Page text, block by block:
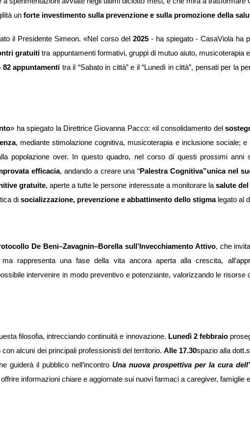
un forte investimento sulla prevenzione e sulla promozione della
il Presidente Simeon. «Nel corso del 2025 - ha spiegato - CasaViola ha
gratuiti tra appuntamenti formativi, gruppi di mutuo aiuto,
82 appuntamenti tra il “Sabato in città” e il “Lunedì in città”, pensati per la
» ha spiegato la Direttrice Giovanna Pacco: «il consolidamento del
, mediante stimolazione cognitiva, musicoterapia e inclusione sociale; e
popolazione over. In questo quadro, nel corso di questi prossimi anni
efficacia, andando a creare una “Palestra Cognitiva”unica nel
gratuite, aperte a tutte le persone interessate a monitorare la salute
di socializzazione, prevenzione e abbattimento dello stigmalegato al
De Beni–Zavagnin–Borella sull’Invecchiamento Attivo, che
rappresenta una fase della vita ancora aperta alla crescita,
intervenire in modo preventivo e potenziante, valorizzando le
filosofia, intrecciando continuità e innovazione. Lunedì 2 febbraio
alcuni dei principali professionisti del territorio.Alle 17.30spazio alla
guiderà il pubblico nell’incontro Una nuova prospettiva per la cura
informazioni chiare e aggiornate sui nuovi farmaci a caregiver, famiglie